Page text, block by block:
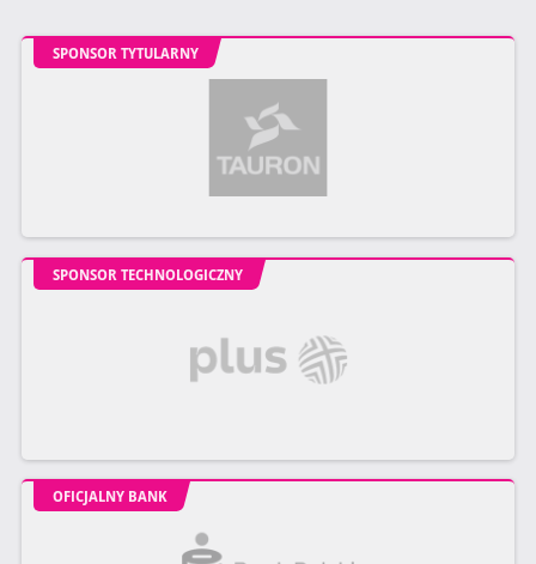
SPONSOR TYTULARNY
SPONSOR TECHNOLOGICZNY
OFICJALNY BANK